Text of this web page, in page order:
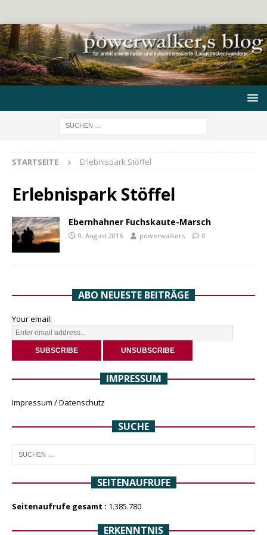
STARTSEITE Erlebnispark Stöffel
Erlebnispark Stöffel
Ebernhahner Fuchskaute-Marsch
9. August 2016 powerwalkers 0
ABO NEUESTE BEITRÄGE
Your email:
IMPRESSUM
Impressum / Datenschutz
SUCHE
SEITENAUFRUFE
Seitenaufrufe gesamt : 1.385.780
ERKENNTNIS